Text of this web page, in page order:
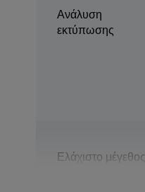
Ανάλυση
εκτύπωσης
Ελάχιστο μέγεθος